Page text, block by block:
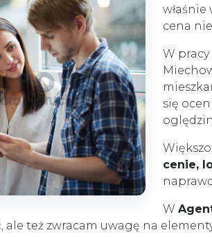
właśnie
cena
W
się
cenie,
W
ale też zwracam uwagę na